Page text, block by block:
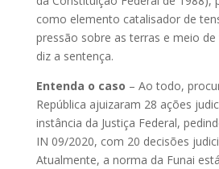
como elemento catalisador de
pressão sobre as terras e meio de
diz a sentença.
Entenda o caso – Ao todo,
República ajuizaram 28 ações
instância da Justiça Federal,
IN 09/2020, com 20 decisões
Atualmente, a norma da Funai